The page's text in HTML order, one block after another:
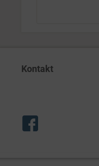
Kontakt